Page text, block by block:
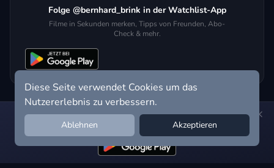
Folge @bernhard_brink in der Watchlist-App
Filme in Sekunden merken, Tipps von Freunden, Abo-
Check & mehr.
Hol dir die Watchlist-App:Filme in Sekunden merken, Tipps von
Freunden, Abo-Check & mehr.
Diese Seite verwendet Cookies um das
Nutzererlebnis zu verbessern.
Ablehnen Akzeptieren